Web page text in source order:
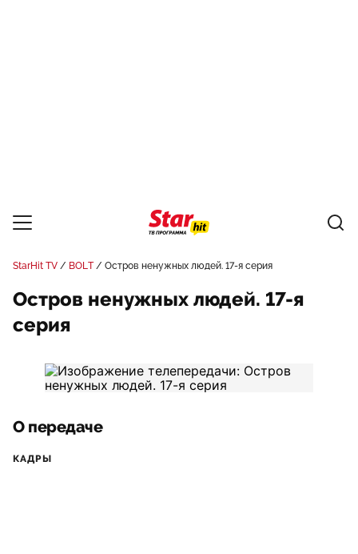
StarHit TV BOLT Остров ненужных людей. 17-я серия
Остров ненужных людей. 17-я
серия
О передаче
КАДРЫ